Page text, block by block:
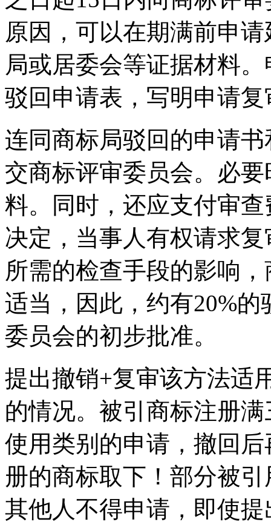
原因，可以在期满前申
局或居委会等证据材料
驳回申请表，写明申请
连同商标局驳回的申请
交商标评审委员会。必
料。同时，还应支付审
决定，当事人有权请求
所需的检查手段的影响
适当，因此，约有20%
委员会的初步批准。
提出撤销+复审该方法适
的情况。被引商标注册
使用类别的申请，撤回
册的商标取下！部分被
其他人不得申请，即使